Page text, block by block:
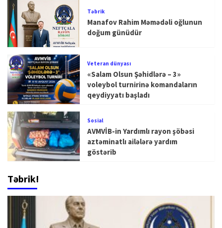
Təbrik
Manafov Rahim Məmədəli oğlunun
doğum günüdür
Veteran dünyası
«Salam Olsun Şəhidlərə – 3»
voleybol turnirinə komandaların
qeydiyyatı başladı
Sosial
AVMVİB-in Yardımlı rayon şöbəsi
aztəminatlı ailələrə yardım
göstərib
Təbrik!